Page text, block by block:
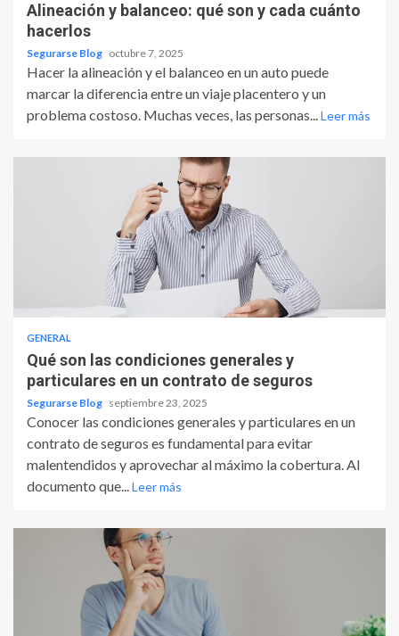
Alineación y balanceo: qué son y cada cuánto
hacerlos
Segurarse Blog octubre 7, 2025
Hacer la alineación y el balanceo en un auto puede
marcar la diferencia entre un viaje placentero y un
problema costoso. Muchas veces, las personas...Leer más
GENERAL
Qué son las condiciones generales y
particulares en un contrato de seguros
Segurarse Blog septiembre 23, 2025
Conocer las condiciones generales y particulares en un
contrato de seguros es fundamental para evitar
malentendidos y aprovechar al máximo la cobertura. Al
documento que...Leer más